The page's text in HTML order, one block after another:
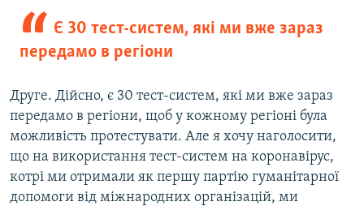
Є 30 тест-систем, які ми вже зараз
передамо в регіони
Друге. Дійсно, є 30 тест-систем, які ми вже зараз
передамо в регіони, щоб у кожному регіоні була
можливість протестувати. Але я хочу наголосити,
що на використання тест-систем на коронавірус,
котрі ми отримали як першу партію гуманітарної
допомоги від міжнародних організацій, ми